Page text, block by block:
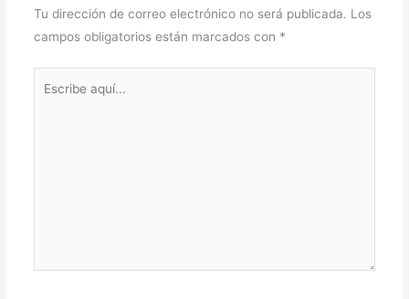
Tu dirección de correo electrónico no será publicada. Los
campos obligatorios están marcados con *